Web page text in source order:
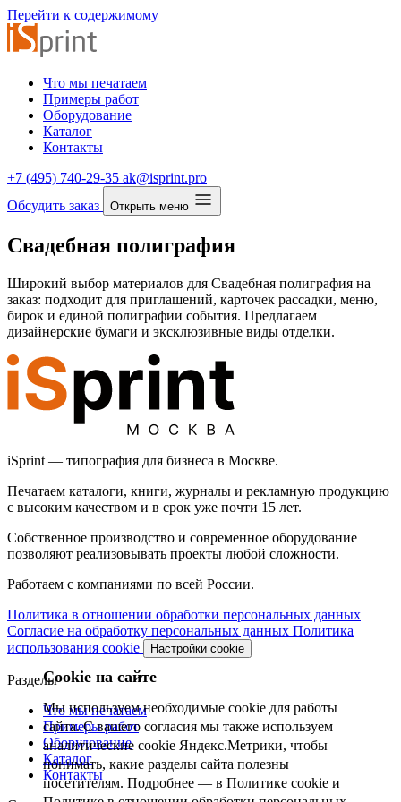
Перейти к содержимому
Что мы печатаем
Примеры работ
Оборудование
Каталог
Контакты
+7 (495) 740-29-35 ak@isprint.pro
Обсудить заказ
Открыть меню
Свадебная полиграфия
Широкий выбор материалов для Свадебная полиграфия на
заказ: подходит для приглашений, карточек рассадки, меню,
бирок и единой полиграфии события. Предлагаем
дизайнерские бумаги и эксклюзивные виды отделки.
iSprint — типография для бизнеса в Москве.
Печатаем каталоги, книги, журналы и рекламную продукцию
с высоким качеством и в срок уже почти 15 лет.
Собственное производство и современное оборудование
позволяют реализовывать проекты любой сложности.
Работаем с компаниями по всей России.
Политика в отношении обработки персональных данных
Согласие на обработку персональных данных Политика
использования cookie
Настройки cookie
Разделы
Что мы печатаем
Примеры работ
Оборудование
Каталог
Контакты
Cookie на сайте
Мы используем необходимые cookie для работы
сайта. С вашего согласия мы также используем
аналитические cookie Яндекс.Метрики, чтобы
понимать, какие разделы сайта полезны
посетителям. Подробнее — в Политике cookie и